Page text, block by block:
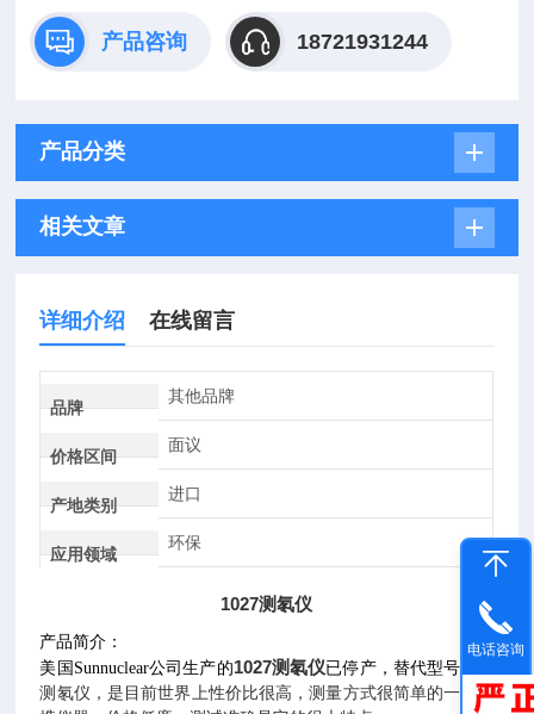
产品咨询 18721931244
产品分类
相关文章
详细介绍 在线留言
品牌
其他品牌
价格区间
面议
产地类别
进口
应用领域
环保
1027测氡仪
产品简介：
美国Sunnuclear公司生产的1027测氡仪已停产，替代型号
测氡仪，是目前世界上性价比很高，测量方式很简单的一款便
电话咨询